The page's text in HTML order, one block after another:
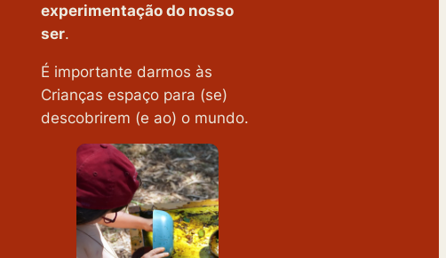
experimentação do nosso
ser.
É importante darmos às
Crianças espaço para (se)
descobrirem (e ao) o mundo.